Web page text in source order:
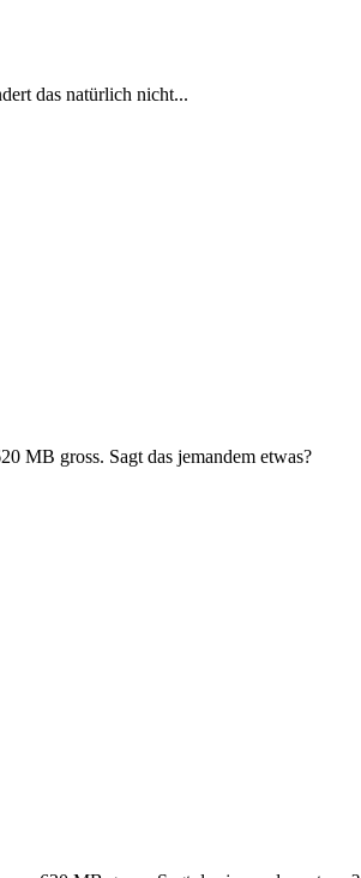
das natürlich nicht...
MB gross. Sagt das jemandem etwas?